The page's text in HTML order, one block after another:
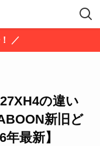
／
の違い
新旧ど
最新】